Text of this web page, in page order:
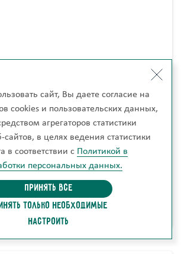
сайт, Вы даете согласие на
cookies и пользовательских данных,
агрегаторов статистики
сайтов, в целях ведения статистики
в соответствии с Политикой в
персональных данных.
Принять все
ТОЛЬКО НЕОБХОДИМЫЕ
НАСТРОИТЬ
кровать Барселона с матрасом
55 670 руб.
Добавить в корзину
Купить в один клик